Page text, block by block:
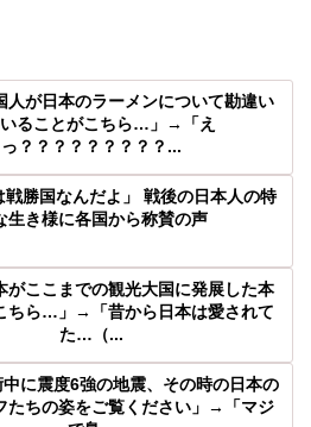
人が日本のラーメンについて勘違い
いることがこちら…」→「え
っ？？？？？？？？？...
戦勝国なんだよ」 戦後の日本人の特
生き様に各国から称賛の声
がここまでの観光大国に発展した本
ちら…」→「昔から日本は愛されて
た…（...
に震度6強の地震、その時の日本の
たちの姿をご覧ください」→「マジ